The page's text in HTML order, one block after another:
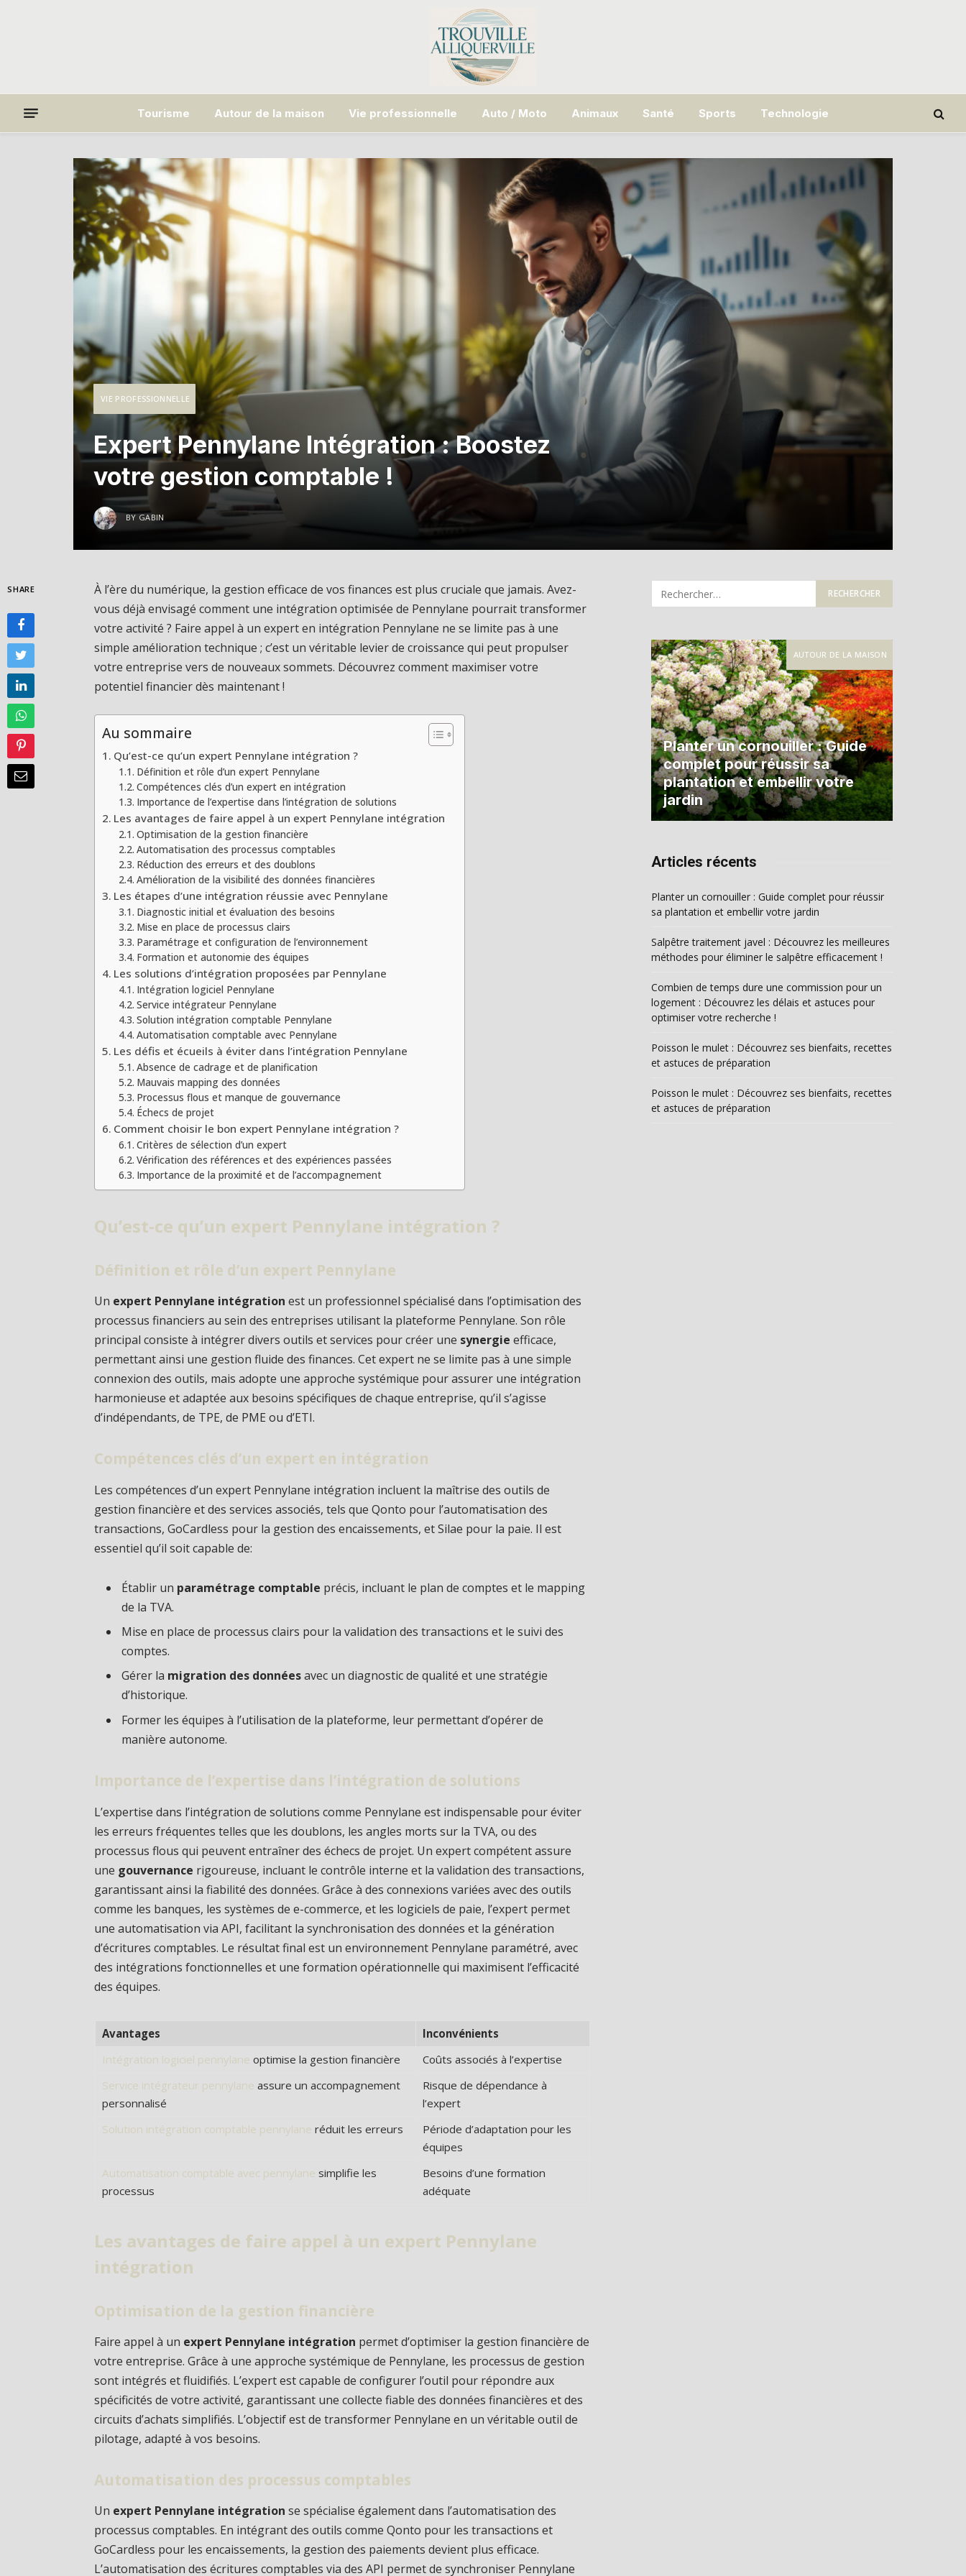
Tourisme Autour de la maison Vie professionnelle Auto / Moto Animaux Santé Sports Technologie
VIE PROFESSIONNELLE
Expert Pennylane Intégration : Boostez
votre gestion comptable !
BY GABIN
SHARE
À l’ère du numérique, la gestion efficace de vos finances est plus cruciale que jamais. Avez-
vous déjà envisagé comment une intégration optimisée de Pennylane pourrait transformer
votre activité ? Faire appel à un expert en intégration Pennylane ne se limite pas à une
simple amélioration technique ; c’est un véritable levier de croissance qui peut propulser
votre entreprise vers de nouveaux sommets. Découvrez comment maximiser votre
potentiel financier dès maintenant !
Au sommaire
Qu’est-ce qu’un expert Pennylane intégration ?
Définition et rôle d’un expert Pennylane
Compétences clés d’un expert en intégration
Importance de l’expertise dans l’intégration de solutions
Les avantages de faire appel à un expert Pennylane intégration
Optimisation de la gestion financière
Automatisation des processus comptables
Réduction des erreurs et des doublons
Amélioration de la visibilité des données financières
Les étapes d’une intégration réussie avec Pennylane
Diagnostic initial et évaluation des besoins
Mise en place de processus clairs
Paramétrage et configuration de l’environnement
Formation et autonomie des équipes
Les solutions d’intégration proposées par Pennylane
Intégration logiciel Pennylane
Service intégrateur Pennylane
Solution intégration comptable Pennylane
Automatisation comptable avec Pennylane
Les défis et écueils à éviter dans l’intégration Pennylane
Absence de cadrage et de planification
Mauvais mapping des données
Processus flous et manque de gouvernance
Échecs de projet
Comment choisir le bon expert Pennylane intégration ?
Critères de sélection d’un expert
Vérification des références et des expériences passées
Importance de la proximité et de l’accompagnement
Qu’est-ce qu’un expert Pennylane intégration ?
Définition et rôle d’un expert Pennylane
Un expert Pennylane intégration est un professionnel spécialisé dans l’optimisation des
processus financiers au sein des entreprises utilisant la plateforme Pennylane. Son rôle
principal consiste à intégrer divers outils et services pour créer une synergie efficace,
permettant ainsi une gestion fluide des finances. Cet expert ne se limite pas à une simple
connexion des outils, mais adopte une approche systémique pour assurer une intégration
harmonieuse et adaptée aux besoins spécifiques de chaque entreprise, qu’il s’agisse
d’indépendants, de TPE, de PME ou d’ETI.
Compétences clés d’un expert en intégration
Les compétences d’un expert Pennylane intégration incluent la maîtrise des outils de
gestion financière et des services associés, tels que Qonto pour l’automatisation des
transactions, GoCardless pour la gestion des encaissements, et Silae pour la paie. Il est
essentiel qu’il soit capable de:
Établir un paramétrage comptable précis, incluant le plan de comptes et le mapping
de la TVA.
Mise en place de processus clairs pour la validation des transactions et le suivi des
comptes.
Gérer la migration des donnéesavec un diagnostic de qualité et une stratégie
d’historique.
Former les équipes à l’utilisation de la plateforme, leur permettant d’opérer de
manière autonome.
Importance de l’expertise dans l’intégration de solutions
L’expertise dans l’intégration de solutions comme Pennylane est indispensable pour éviter
les erreurs fréquentes telles que les doublons, les angles morts sur la TVA, ou des
processus flous qui peuvent entraîner des échecs de projet. Un expert compétent assure
une gouvernance rigoureuse, incluant le contrôle interne et la validation des transactions,
garantissant ainsi la fiabilité des données. Grâce à des connexions variées avec des outils
comme les banques, les systèmes de e-commerce, et les logiciels de paie, l’expert permet
une automatisation via API, facilitant la synchronisation des données et la génération
d’écritures comptables. Le résultat final est un environnement Pennylane paramétré, avec
des intégrations fonctionnelles et une formation opérationnelle qui maximisent l’efficacité
des équipes.
Avantages
Inconvénients
Intégration logiciel pennylane optimise la gestion financière
Coûts associés à l’expertise
Service intégrateur pennylane assure un accompagnement
personnalisé
Risque de dépendance à
l’expert
Solution intégration comptable pennylane réduit les erreurs
Période d’adaptation pour les
équipes
Automatisation comptable avec pennylane simplifie les
processus
Besoins d’une formation
adéquate
Les avantages de faire appel à un expert Pennylane
intégration
Optimisation de la gestion financière
Faire appel à un expert Pennylane intégration permet d’optimiser la gestion financière de
votre entreprise. Grâce à une approche systémique de Pennylane, les processus de gestion
sont intégrés et fluidifiés. L’expert est capable de configurer l’outil pour répondre aux
spécificités de votre activité, garantissant une collecte fiable des données financières et des
circuits d’achats simplifiés. L’objectif est de transformer Pennylane en un véritable outil de
pilotage, adapté à vos besoins.
Automatisation des processus comptables
Un expert Pennylane intégration se spécialise également dans l’automatisation des
processus comptables. En intégrant des outils comme Qonto pour les transactions et
GoCardless pour les encaissements, la gestion des paiements devient plus efficace.
L’automatisation des écritures comptables via des API permet de synchroniser Pennylane
AUTOUR DE LA MAISON
Planter un cornouiller : Guide
complet pour réussir sa
plantation et embellir votre
jardin
Articles récents
Planter un cornouiller : Guide complet pour réussir
sa plantation et embellir votre jardin
Salpêtre traitement javel : Découvrez les meilleures
méthodes pour éliminer le salpêtre efficacement !
Combien de temps dure une commission pour un
logement : Découvrez les délais et astuces pour
optimiser votre recherche !
Poisson le mulet : Découvrez ses bienfaits, recettes
et astuces de préparation
Poisson le mulet : Découvrez ses bienfaits, recettes
et astuces de préparation